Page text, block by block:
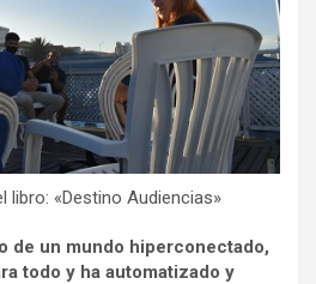
libro: «Destino Audiencias»
de un mundo hiperconectado,
todo y ha automatizado y